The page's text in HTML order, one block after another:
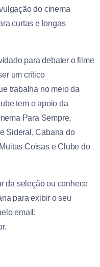
do cinema
curtas e longas
para debater o filme
um crítico
trabalha no meio da
tem o apoio da
Para Sempre,
Sideral, Cabana do
Coisas e Clube do
da seleção ou conhece
para exibir o seu
email: